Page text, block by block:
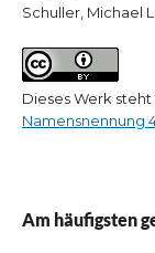
Schuller, Michael
Dieses Werk
Namensnennung
Am häufigsten